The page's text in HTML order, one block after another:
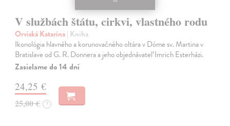
V službách štátu, cirkvi, vlastného rodu
Orviská Katarína| Kniha
Ikonológia hlavného a korunovačného oltára v Dóme sv. Martina v
Bratislave od G. R. Donnera a jeho objednávateľ Imrich Esterházi.
Zasielame do 14 dní
24,25 €
25,00 € ?